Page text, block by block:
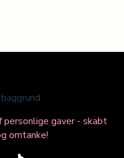
personlige gaver - skabt
omtanke!